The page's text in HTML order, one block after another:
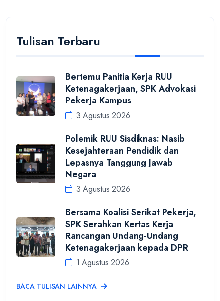
Tulisan Terbaru
Bertemu Panitia Kerja RUU
Ketenagakerjaan, SPK Advokasi
Pekerja Kampus
3 Agustus 2026
Polemik RUU Sisdiknas: Nasib
Kesejahteraan Pendidik dan
Lepasnya Tanggung Jawab
Negara
3 Agustus 2026
Bersama Koalisi Serikat Pekerja,
SPK Serahkan Kertas Kerja
Rancangan Undang-Undang
Ketenagakerjaan kepada DPR
1 Agustus 2026
BACA TULISAN LAINNYA